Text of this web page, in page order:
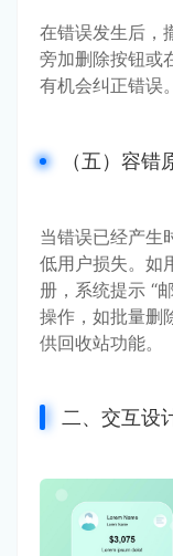
在错误发生后，
旁加删除按钮或
有机会纠正错误。
（五）容错
当错误已经产生
低用户损失。如
册，系统提示 “
操作，如批量删
供回收站功能。
二、交互设